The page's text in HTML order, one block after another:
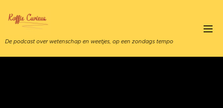
De podcast over wetenschap en weetjes, op een zondags tempo